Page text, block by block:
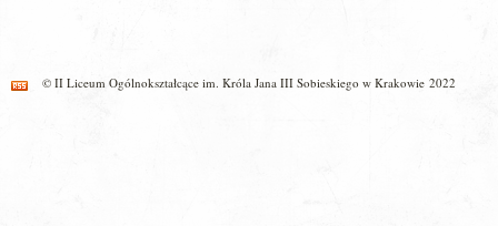
© II Liceum Ogólnokształcące im. Króla Jana III Sobieskiego w Krakowie 2022